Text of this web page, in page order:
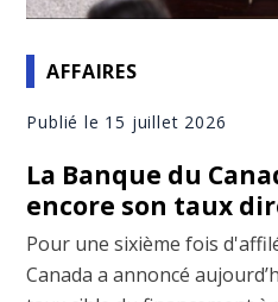
AFFAIRES
Publié le 15 juillet 2026
La Banque du
encore son taux
Pour une sixième fois
Canada a annoncé